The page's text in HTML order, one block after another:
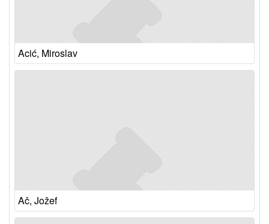
Acić, Miroslav
Ač, Jožef